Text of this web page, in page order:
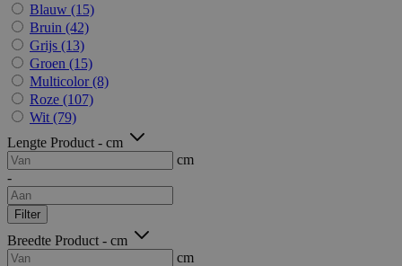
Blauw (15)
Bruin (42)
Grijs (13)
Groen (15)
Multicolor (8)
Roze (107)
Wit (79)
Lengte Product - cm
cm
-
Filter
Breedte Product - cm
cm